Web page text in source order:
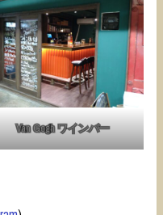
Van Gogh ワインバー